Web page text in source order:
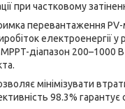
при частковому
перевантаження
електроенергії у
діапазон 200–1000
мінімізувати
98.3%